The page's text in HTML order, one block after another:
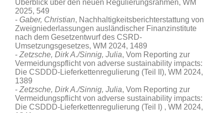
Überblick über den neuen Regulierungsrahmen, WM
2025, 549
Gaber, Christian, Nachhaltigkeitsberichterstattung von
Zweigniederlassungen ausländischer Finanzinstitute
nach dem Gesetzentwurf des CSRD-
Umsetzungsgesetzes, WM 2024, 1489
Zetzsche, Dirk A./Sinnig, Julia, Vom Reporting zur
Vermeidungspflicht von adverse sustainability impacts:
Die CSDDD-Lieferkettenregulierung (Teil II), WM 2024,
1389
Zetzsche, Dirk A./Sinnig, Julia, Vom Reporting zur
Vermeidungspflicht von adverse sustainability impacts:
Die CSDDD-Lieferkettenregulierung (Teil I) , WM 2024,